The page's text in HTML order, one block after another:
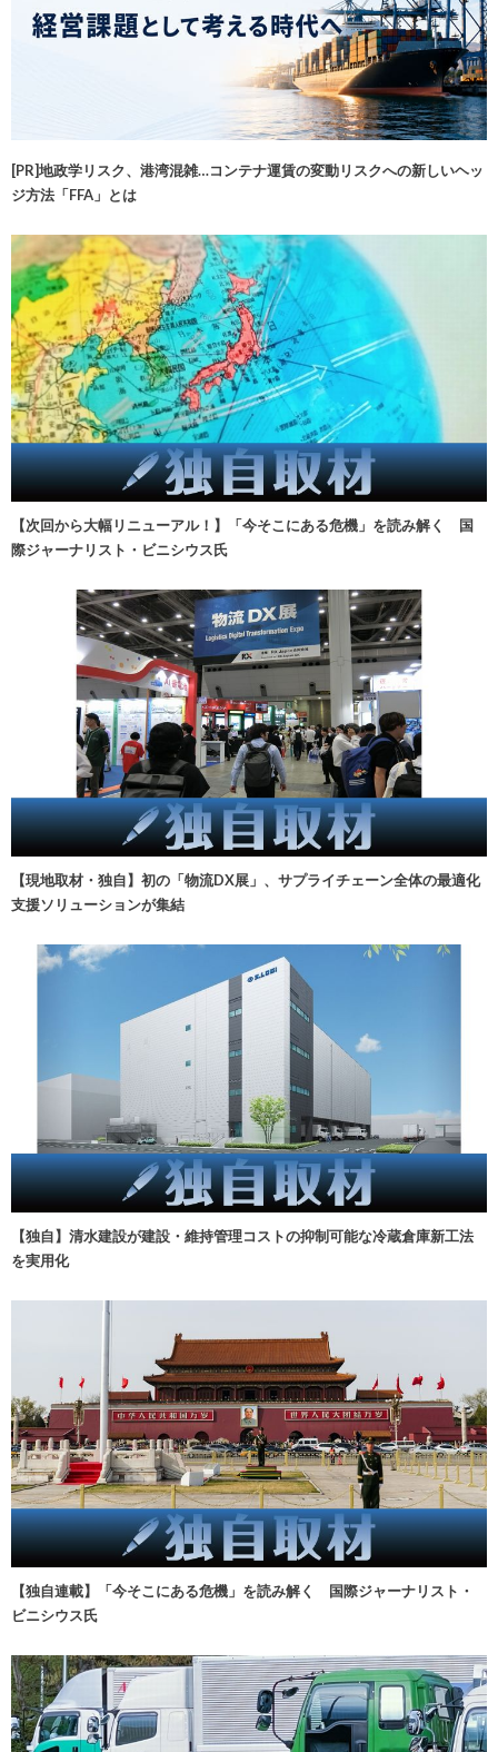
[PR]地政学リスク、港湾混雑…コンテナ運賃の変動リスクへの新しいヘッ
ジ方法「FFA」とは
【次回から大幅リニューアル！】「今そこにある危機」を読み解く 国
際ジャーナリスト・ビニシウス氏
【現地取材・独自】初の「物流DX展」、サプライチェーン全体の最適化
支援ソリューションが集結
【独自】清水建設が建設・維持管理コストの抑制可能な冷蔵倉庫新工法
を実用化
【独自連載】「今そこにある危機」を読み解く 国際ジャーナリスト・
ビニシウス氏